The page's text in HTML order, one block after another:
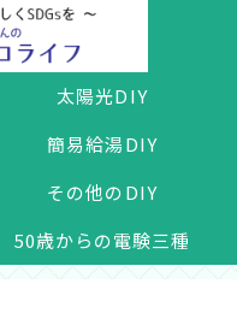
太陽光DIY
簡易給湯DIY
その他のDIY
50歳からの電験三種